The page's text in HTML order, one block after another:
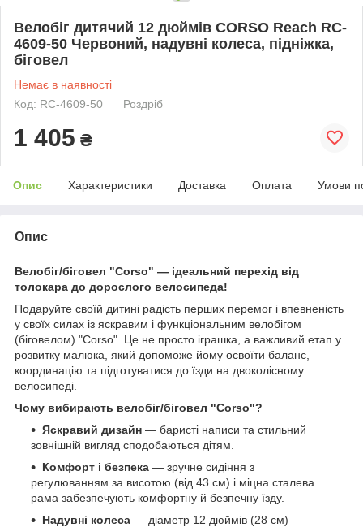
Велобіг дитячий 12 дюймів CORSO Reach RC-
4609-50 Червоний, надувні колеса, підніжка,
біговел
Немає в наявності
Код: RC-4609-50
Роздріб
1 405 ₴
Опис Характеристики Доставка Оплата Умови
Опис
Велобіг/біговел "Corso" — ідеальний перехід від
толокара до дорослого велосипеда!
Подаруйте своїй дитині радість перших перемог і впевненість
у своїх силах із яскравим і функціональним велобігом
(біговелом) "Corso". Це не просто іграшка, а важливий етап у
розвитку малюка, який допоможе йому освоїти баланс,
координацію та підготуватися до їзди на двоколісному
велосипеді.
Чому вибирають велобіг/біговел "Corso"?
Яскравий дизайн — баристі написи та стильний
зовнішній вигляд сподобаються дітям.
Комфорт і безпека — зручне сидіння з
регулюванням за висотою (від 43 см) і міцна сталева
рама забезпечують комфортну й безпечну їзду.
Надувні колеса — діаметр 12 дюймів (28 см)